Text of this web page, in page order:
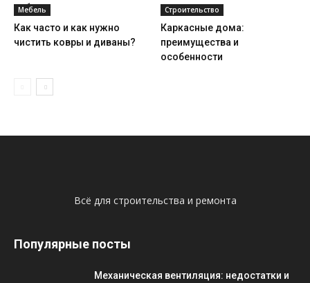
работ
Мебель
Как часто и как нужно
чистить ковры и диваны?
Строительство
Каркасные дома:
преимущества и
особенности
Всё для строительства и ремонта
Популярные посты
Механическая вентиляция: недостатки и